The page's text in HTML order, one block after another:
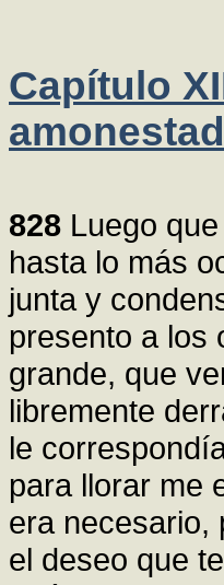
Capítulo
828 Luego
hasta lo más
junta y
presento a los
grande, que
libremente
le
para llorar me
era necesario,
el deseo que